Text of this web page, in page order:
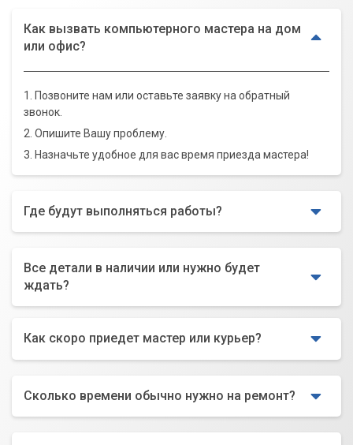
Как вызвать компьютерного мастера на дом
или офис?
1. Позвоните нам или оставьте заявку на обратный
звонок.
2. Опишите Вашу проблему.
3. Назначьте удобное для вас время приезда мастера!
Где будут выполняться работы?
Все детали в наличии или нужно будет
ждать?
Как скоро приедет мастер или курьер?
Сколько времени обычно нужно на ремонт?